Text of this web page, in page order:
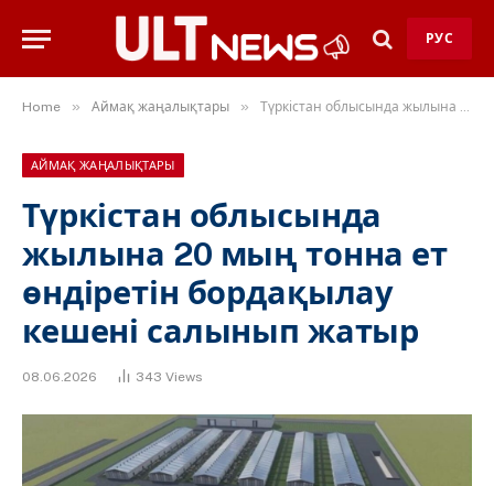
РУС
Home » Аймақ жаңалықтары » Түркістан облысында жылына 20 мың тонна ет өндіретін бордақылау кешені салынып жатыр
АЙМАҚ ЖАҢАЛЫҚТАРЫ
Түркістан облысында
жылына 20 мың тонна ет
өндіретін бордақылау
кешені салынып жатыр
08.06.2026 343 Views